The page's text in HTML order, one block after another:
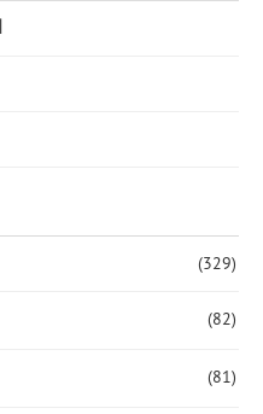
(329)
(82)
(81)